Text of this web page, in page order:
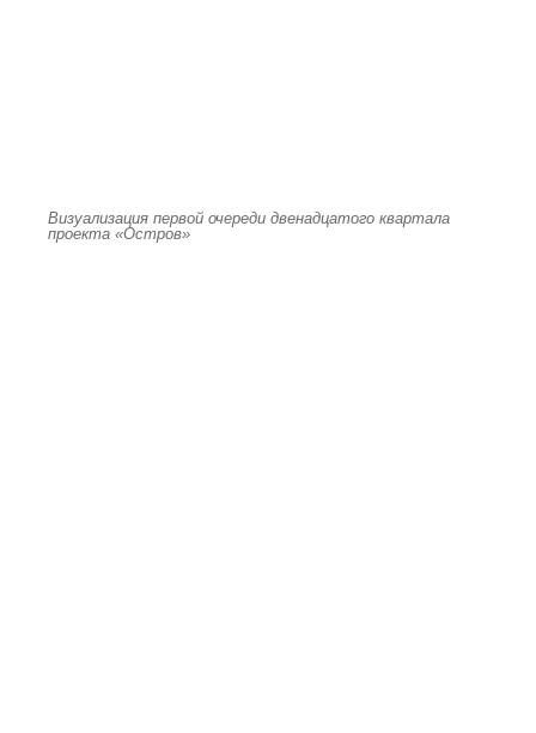
Визуализация первой очереди двенадцатого квартала
проекта «Остров»